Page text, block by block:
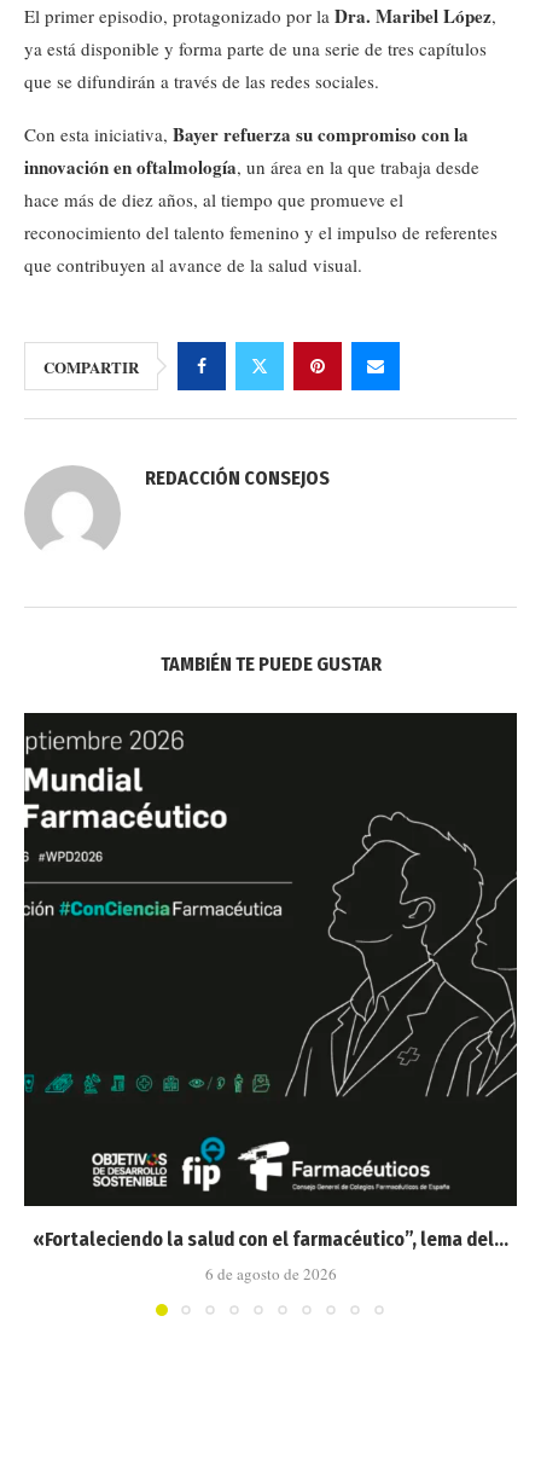
El primer episodio, protagonizado por la Dra. Maribel López,
ya está disponible y forma parte de una serie de tres capítulos
que se difundirán a través de las redes sociales.
Con esta iniciativa, Bayer refuerza su compromiso con la
innovación en oftalmología, un área en la que trabaja desde
hace más de diez años, al tiempo que promueve el
reconocimiento del talento femenino y el impulso de referentes
que contribuyen al avance de la salud visual.
COMPARTIR
REDACCIÓN CONSEJOS
TAMBIÉN TE PUEDE GUSTAR
«Fortaleciendo la salud con el farmacéutico”, lema del...
6 de agosto de 2026